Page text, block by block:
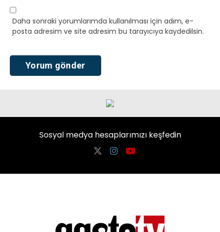
Daha sonraki yorumlarımda kullanılması için adım, e-
posta adresim ve site adresim bu tarayıcıya kaydedilsin.
Sosyal medya hesaplarımızı keşfedin